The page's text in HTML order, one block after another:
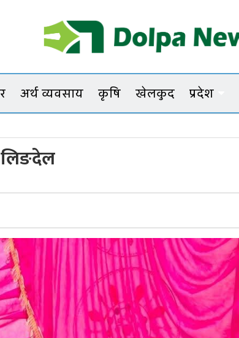
Dolpanews
अर्थ व्यवसाय कृषि खेलकुद प्रदेश
लिङदेल